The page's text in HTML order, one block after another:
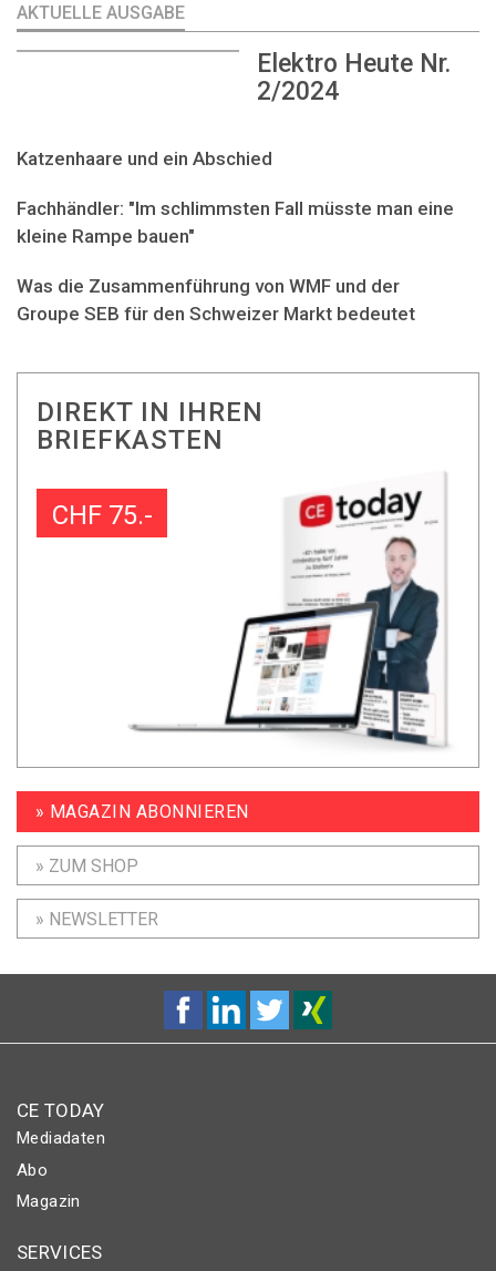
AKTUELLE AUSGABE
Elektro Heute Nr.
2/2024
Katzenhaare und ein Abschied
Fachhändler: "Im schlimmsten Fall müsste man eine
kleine Rampe bauen"
Was die Zusammenführung von WMF und der
Groupe SEB für den Schweizer Markt bedeutet
DIREKT IN IHREN
BRIEFKASTEN
CHF 75.-
» MAGAZIN ABONNIEREN
» ZUM SHOP
» NEWSLETTER
CE TODAY
Mediadaten
Abo
Magazin
SERVICES